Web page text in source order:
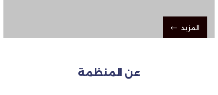
المزيد
عن المنظمة